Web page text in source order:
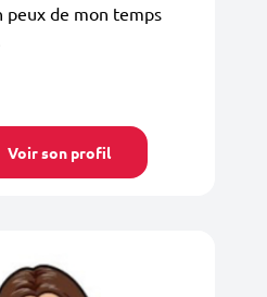
peux de mon temps
Voir son profil